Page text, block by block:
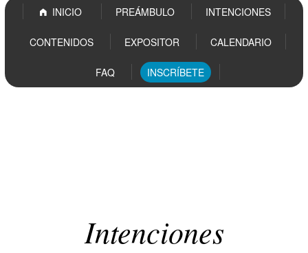
INICIO PREÁMBULO INTENCIONES
CONTENIDOS EXPOSITOR CALENDARIO
FAQ INSCRÍBETE
Intenciones
Intenciones